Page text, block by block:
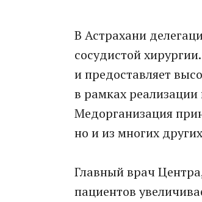
В Астрахани
сосудистой
и предоставляет
в рамках реализации
Медорганизация
но и из многих
Главный врач
пациентов